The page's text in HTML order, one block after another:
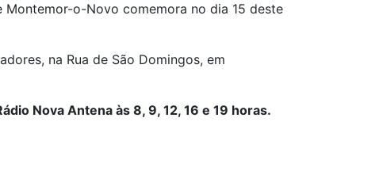
o-Novo comemora no dia 15 deste
na Rua de São Domingos, em
Nova Antena às 8, 9, 12, 16 e 19 horas.